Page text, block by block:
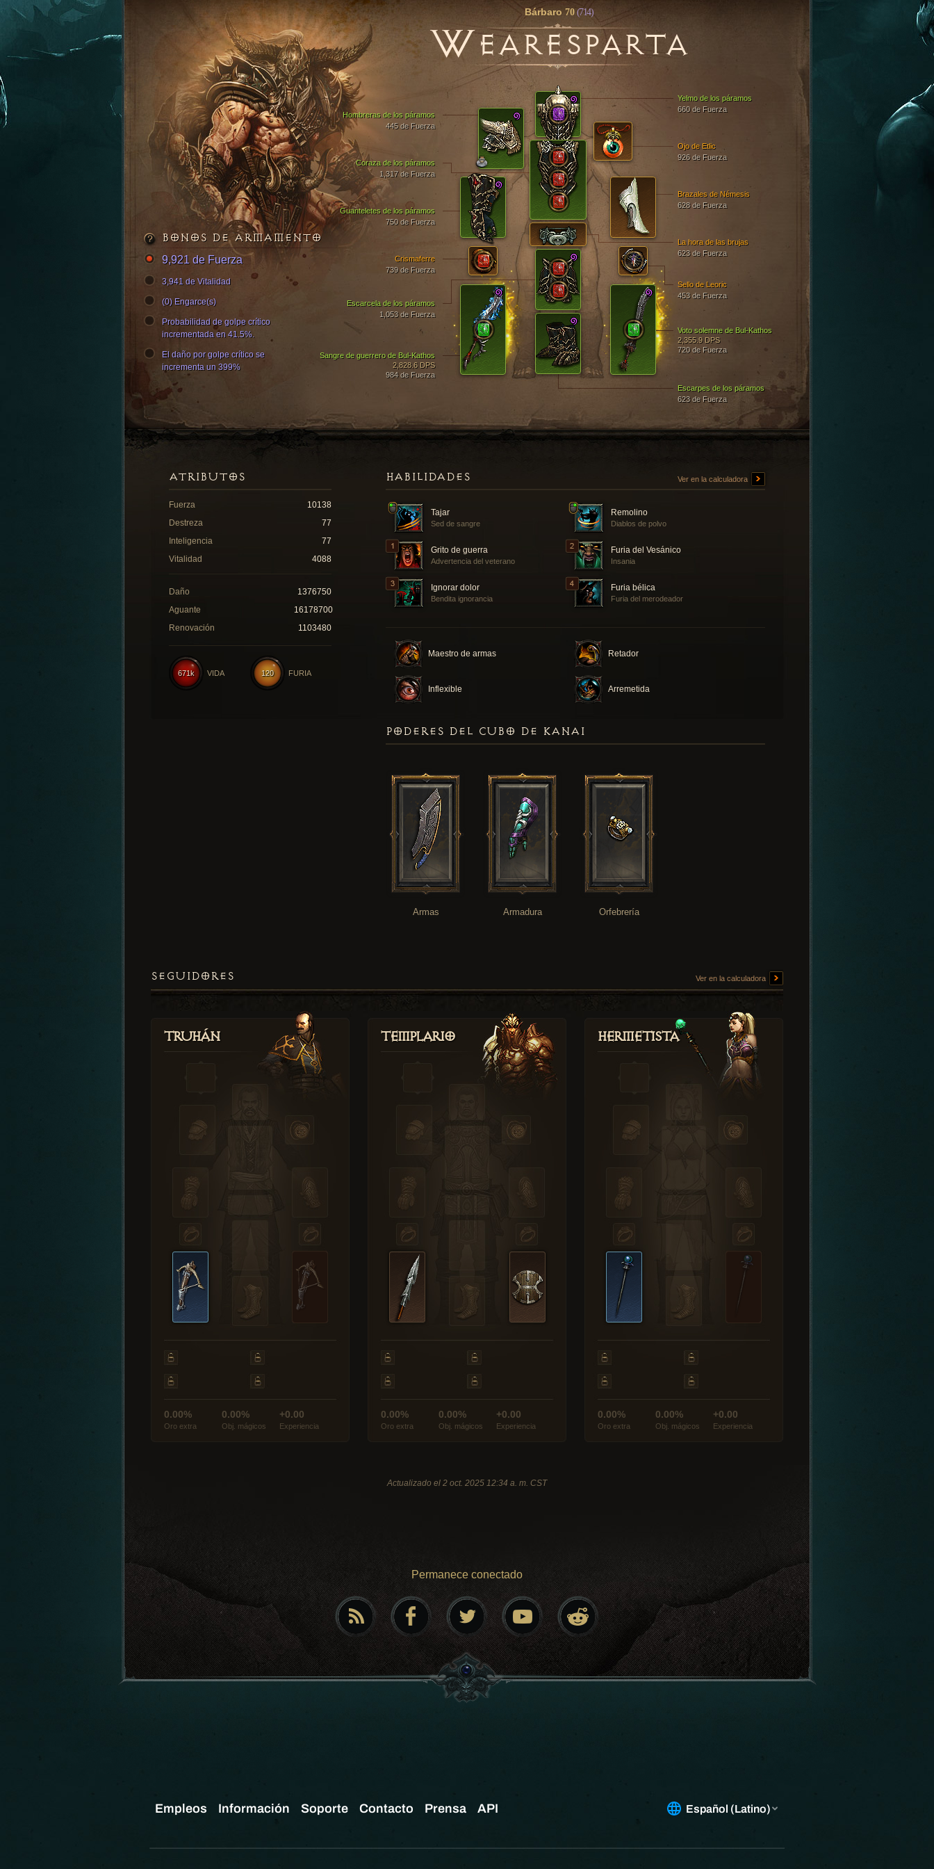
Bárbaro 70 (714)
WEARESPARTA
Yelmo de los páramos
660 de Fuerza
Coraza de los páramos
1,317 de Fuerza
Escarpes de los páramos
623 de Fuerza
Guanteletes de los páramos
750 de Fuerza
Hombreras de los páramos
445 de Fuerza
Escarcela de los páramos
1,053 de Fuerza
Brazales de Némesis
628 de Fuerza
Sangre de guerrero de Bul-Kathos
2,828.6 DPS
984 de Fuerza
Voto solemne de Bul-Kathos
2,355.9 DPS
720 de Fuerza
La hora de las brujas
623 de Fuerza
Sello de Leoric
453 de Fuerza
Crismaferre
739 de Fuerza
Ojo de Etlic
926 de Fuerza
BONOS DE ARMAMENTO
9,921 de Fuerza
3,941 de Vitalidad
(0) Engarce(s)
Probabilidad de golpe crítico
incrementada en 41.5%.
El daño por golpe crítico se
incrementa un 399%
HABILIDADES Ver en la calculadora
Tajar
Sed de sangre
Remolino
Diablos de polvo
Grito de guerra
Advertencia del veterano
Furia del Vesánico
Insania
Ignorar dolor
Bendita ignorancia
Furia bélica
Furia del merodeador
Maestro de armas Retador
Inflexible Arremetida
ATRIBUTOS
Fuerza
10138
Destreza
77
Inteligencia
77
Vitalidad
4088
Daño
1376750
Aguante
16178700
Renovación
1103480
120 FURIA
671k VIDA
PODERES DEL CUBO DE KANAI
Armas Armadura Orfebrería
SEGUIDORES Ver en la calculadora
Truhán
0.00%
Oro extra
0.00%
Obj. mágicos
+0.00
Experiencia
Templario
0.00%
Oro extra
0.00%
Obj. mágicos
+0.00
Experiencia
Hermetista
0.00%
Oro extra
0.00%
Obj. mágicos
+0.00
Experiencia
Actualizado el 2 oct. 2025 12:34 a. m. CST
Permanece conectado